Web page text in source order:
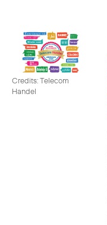
Credits: Telecom
Handel